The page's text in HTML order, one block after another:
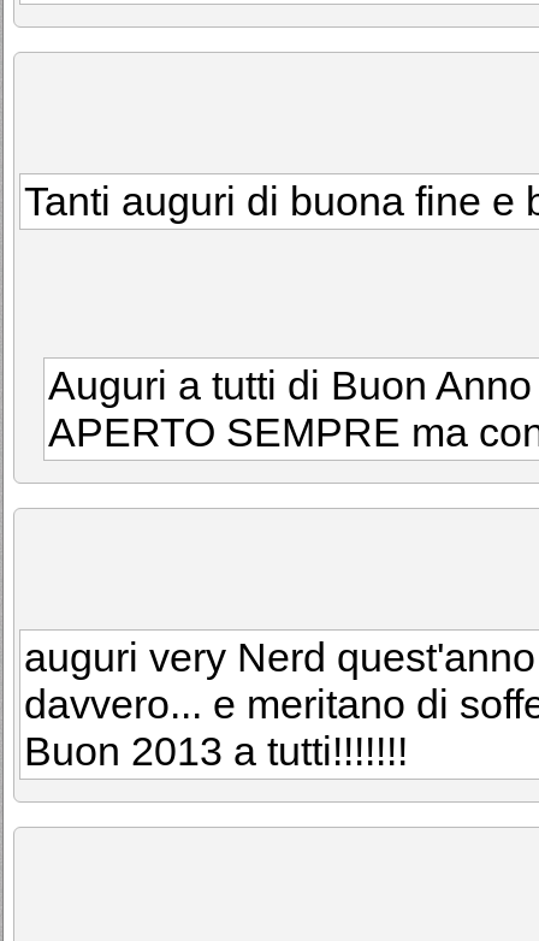
Tanti auguri di buona fine e
Auguri a tutti di Buon
APERTO SEMPRE ma
auguri very Nerd
davvero... e meritano di
Buon 2013 a tutti!!!!!!!